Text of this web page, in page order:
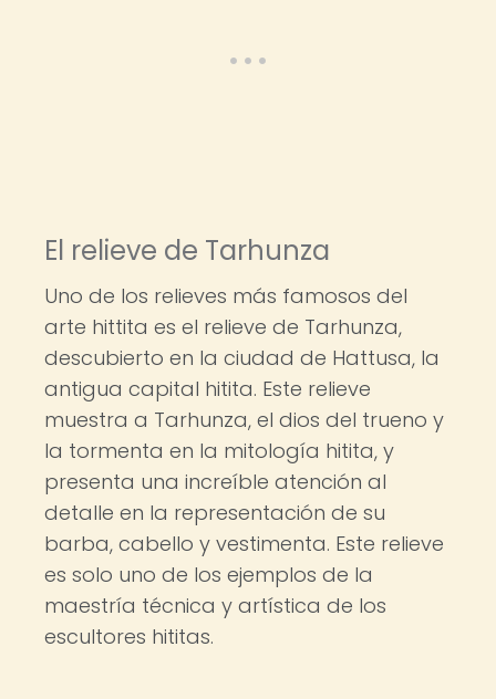
El relieve de Tarhunza
Uno de los relieves más famosos del
arte hittita es el relieve de Tarhunza,
descubierto en la ciudad de Hattusa, la
antigua capital hitita. Este relieve
muestra a Tarhunza, el dios del trueno y
la tormenta en la mitología hitita, y
presenta una increíble atención al
detalle en la representación de su
barba, cabello y vestimenta. Este relieve
es solo uno de los ejemplos de la
maestría técnica y artística de los
escultores hititas.